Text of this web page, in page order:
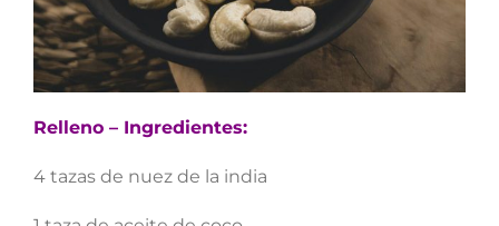
Relleno – Ingredientes:
4 tazas de nuez de la india